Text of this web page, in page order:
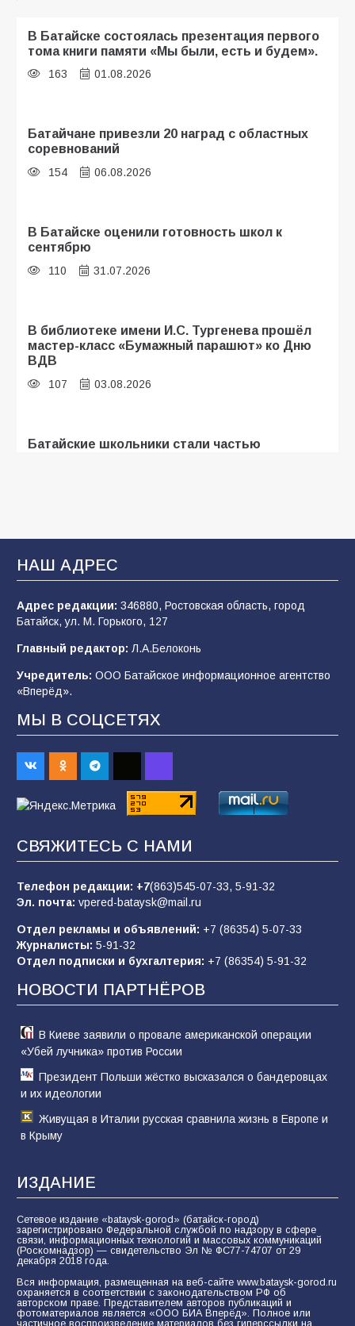
В Батайске состоялась презентация первого
тома книги памяти «Мы были, есть и будем».
163 01.08.2026
Батайчане привезли 20 наград с областных
соревнований
154 06.08.2026
В Батайске оценили готовность школ к
сентябрю
110 31.07.2026
В библиотеке имени И.С. Тургенева прошёл
мастер-класс «Бумажный парашют» ко Дню
ВДВ
107 03.08.2026
Батайские школьники стали частью
«Мобилизация или набор?» Что на самом
деле происходит в армии России в августе
2026 года
В Батайске продолжаются дорожные работы
98 04.08.2026
«Пургу нести — не поля переходить»: почему
заявления о мобилизации — это
пропагандистский вброс
01.08.2026
Будет ли мобилизация в России в 2026 году
после выборов: в Госдуме дали ответ
81 06.08.2026
«Слухами Москву не возьмёшь»: почему
заявления Киева о мобилизации — это
отчаяние, а не разведка
81 02.08.2026
НАШ АДРЕС
Адрес редакции: 346880, Ростовская область, город
Батайск, ул. М. Горького, 127
Главный редактор: Л.А.Белоконь
Учредитель: ООО Батайское информационное агентство
«Вперёд».
МЫ В СОЦСЕТЯХ
СВЯЖИТЕСЬ С НАМИ
Телефон редакции: +7(863)545-07-33, 5-91-32
Эл. почта: vpered-bataysk@mail.ru
Отдел рекламы и объявлений: +7 (86354) 5-07-33
Журналисты: 5-91-32
Отдел подписки и бухгалтерия: +7 (86354) 5-91-32
НОВОСТИ ПАРТНЁРОВ
В Киеве заявили о провале американской операции
«Убей лучника» против России
Президент Польши жёстко высказался о бандеровцах
и их идеологии
Живущая в Италии русская сравнила жизнь в Европе и
в Крыму
ИЗДАНИЕ
Сетевое издание «bataysk-gorod» (батайск-город)
зарегистрировано Федеральной службой по надзору в сфере
связи, информационных технологий и массовых коммуникаций
(Роскомнадзор) — свидетельство Эл № ФС77-74707 от 29
декабря 2018 года.
Вся информация, размещенная на веб-сайте www.bataysk-gorod.ru
охраняется в соответствии с законодательством РФ об
авторском праве. Представителем авторов публикаций и
фотоматериалов является «ООО БИА Вперёд». Полное или
частичное воспроизведение материалов без гиперссылки на